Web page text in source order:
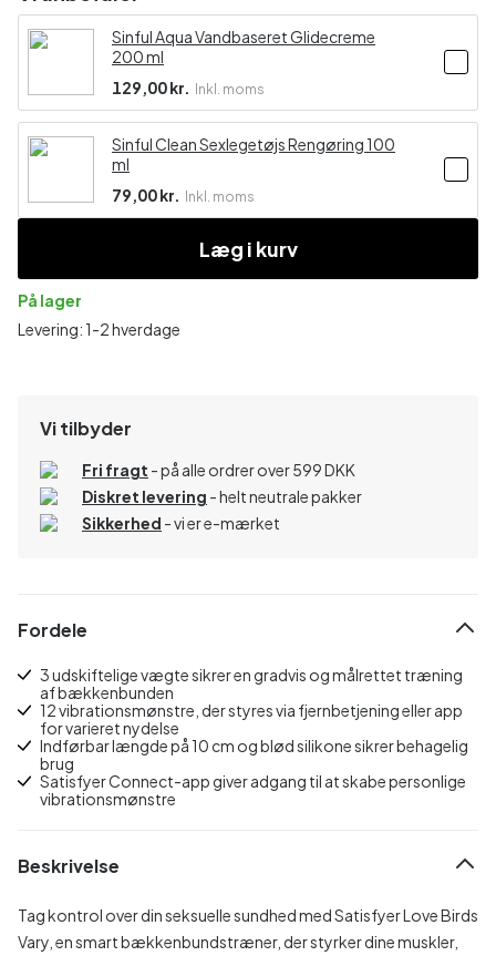
Sinful Aqua Vandbaseret Glidecreme
200 ml
129,00 kr.
Inkl. moms
Sinful Clean Sexlegetøjs Rengøring 100
ml
79,00 kr.
Inkl. moms
Læg i kurv
På lager
Levering: 1-2 hverdage
Vi tilbyder
Fri fragt - på alle ordrer over 599 DKK
Diskret levering - helt neutrale pakker
Sikkerhed - vi er e-mærket
Fordele
3 udskiftelige vægte sikrer en gradvis og målrettet træning
af bækkenbunden
12 vibrationsmønstre, der styres via fjernbetjening eller app
for varieret nydelse
Indførbar længde på 10 cm og blød silikone sikrer behagelig
brug
Satisfyer Connect-app giver adgang til at skabe personlige
vibrationsmønstre
Beskrivelse
Tag kontrol over din seksuelle sundhed med Satisfyer Love Birds
Vary, en smart bækkenbundstræner, der styrker dine muskler,